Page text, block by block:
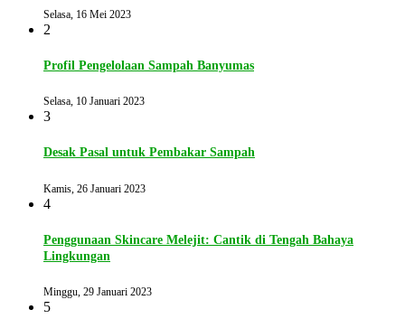
Selasa, 16 Mei 2023
2
Profil Pengelolaan Sampah Banyumas
Selasa, 10 Januari 2023
3
Desak Pasal untuk Pembakar Sampah
Kamis, 26 Januari 2023
4
Penggunaan Skincare Melejit: Cantik di Tengah Bahaya
Lingkungan
Minggu, 29 Januari 2023
5